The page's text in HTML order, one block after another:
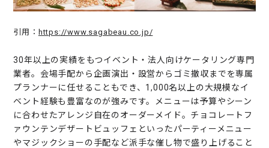
引用： https://www.sagabeau.co.jp/
30年以上の実績をもつイベント・法人向けケータリング専門
業者。会場手配から企画演出・設営からゴミ撤収までを専属
プランナーに任せることもでき、1,000名以上の大規模なイ
ベント経験も豊富なのが強みです。メニューは予算やシーン
に合わせたアレンジ自在のオーダーメイド。チョコレートフ
ァウンテンデザートビュッフェといったパーティーメニュー
やマジックショーの手配など派手な催し物で盛り上げること